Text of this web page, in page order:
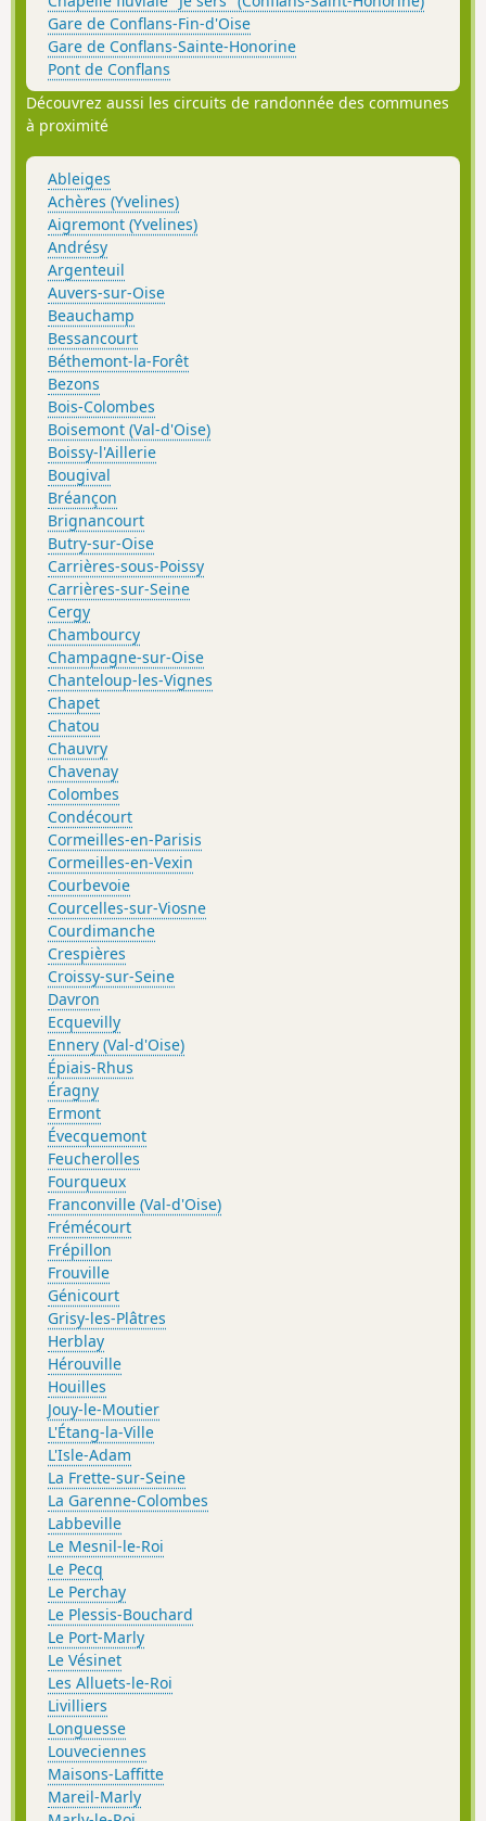
Gare de Conflans-Fin-d'Oise
Gare de Conflans-Sainte-Honorine
Pont de Conflans
Découvrez aussi les circuits de randonnée des communes
à proximité
Ableiges
Achères (Yvelines)
Aigremont (Yvelines)
Andrésy
Argenteuil
Auvers-sur-Oise
Beauchamp
Bessancourt
Béthemont-la-Forêt
Bezons
Bois-Colombes
Boisemont (Val-d'Oise)
Boissy-l'Aillerie
Bougival
Bréançon
Brignancourt
Butry-sur-Oise
Carrières-sous-Poissy
Carrières-sur-Seine
Cergy
Chambourcy
Champagne-sur-Oise
Chanteloup-les-Vignes
Chapet
Chatou
Chauvry
Chavenay
Colombes
Condécourt
Cormeilles-en-Parisis
Cormeilles-en-Vexin
Courbevoie
Courcelles-sur-Viosne
Courdimanche
Crespières
Croissy-sur-Seine
Davron
Ecquevilly
Ennery (Val-d'Oise)
Épiais-Rhus
Éragny
Ermont
Évecquemont
Feucherolles
Fourqueux
Franconville (Val-d'Oise)
Frémécourt
Frépillon
Frouville
Génicourt
Grisy-les-Plâtres
Herblay
Hérouville
Houilles
Jouy-le-Moutier
L'Étang-la-Ville
L'Isle-Adam
La Frette-sur-Seine
La Garenne-Colombes
Labbeville
Le Mesnil-le-Roi
Le Pecq
Le Perchay
Le Plessis-Bouchard
Le Port-Marly
Le Vésinet
Les Alluets-le-Roi
Livilliers
Longuesse
Louveciennes
Maisons-Laffitte
Mareil-Marly